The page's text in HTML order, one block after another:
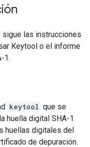
sigue las instrucciones
Keytool o el informe
1.
keytool que se
huella digital SHA-1
huellas digitales del
de depuración.